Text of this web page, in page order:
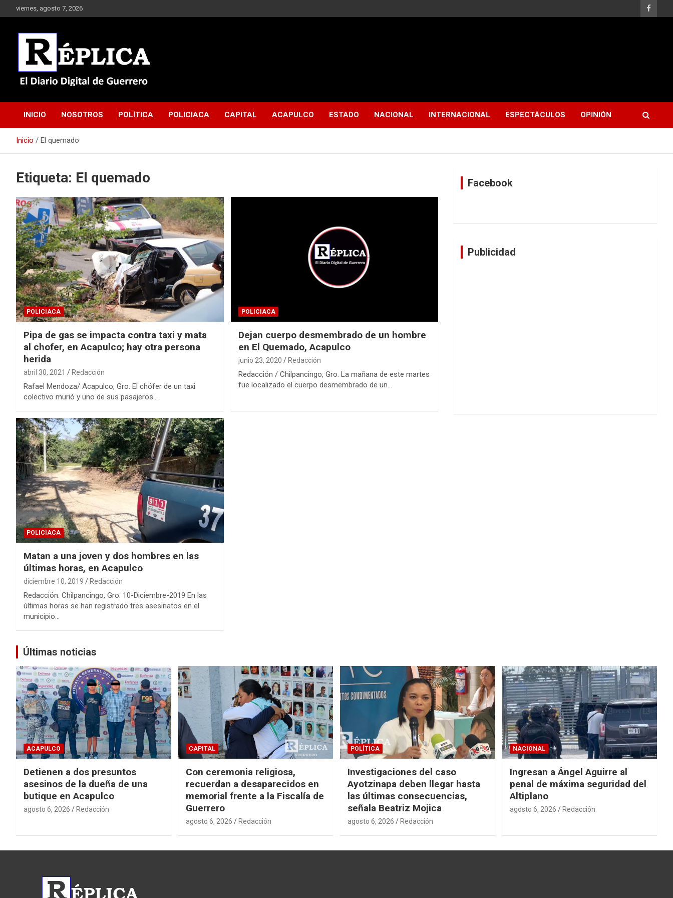
al
viernes, agosto 7, 2026
Réplica
INICIO NOSOTROS POLÍTICA POLICIACA CAPITAL ACAPULCO ESTADO NACIONAL INTERNACIONAL ESPECTÁCULOS OPINIÓN
Inicio El quemado
Etiqueta: El quemado
POLICIACA
Pipa de gas se impacta contra taxi y mata
al chofer, en Acapulco; hay otra persona
herida
abril 30, 2021 Redacción
Rafael Mendoza/ Acapulco, Gro. El chófer de un taxi
colectivo murió y uno de sus pasajeros…
POLICIACA
Dejan cuerpo desmembrado de un hombre
en El Quemado, Acapulco
junio 23, 2020 Redacción
Redacción / Chilpancingo, Gro. La mañana de este martes
fue localizado el cuerpo desmembrado de un…
POLICIACA
Matan a una joven y dos hombres en las
últimas horas, en Acapulco
diciembre 10, 2019 Redacción
Redacción. Chilpancingo, Gro. 10-Diciembre-2019 En las
últimas horas se han registrado tres asesinatos en el
municipio…
Facebook
Publicidad
Últimas noticias
ACAPULCO
Detienen a dos presuntos
asesinos de la dueña de una
butique en Acapulco
agosto 6, 2026 Redacción
CAPITAL
Con ceremonia religiosa,
recuerdan a desaparecidos en
memorial frente a la Fiscalía de
Guerrero
agosto 6, 2026 Redacción
POLÍTICA
Investigaciones del caso
Ayotzinapa deben llegar hasta
las últimas consecuencias,
señala Beatriz Mojica
agosto 6, 2026 Redacción
NACIONAL
Ingresan a Ángel Aguirre al
penal de máxima seguridad del
Altiplano
agosto 6, 2026 Redacción